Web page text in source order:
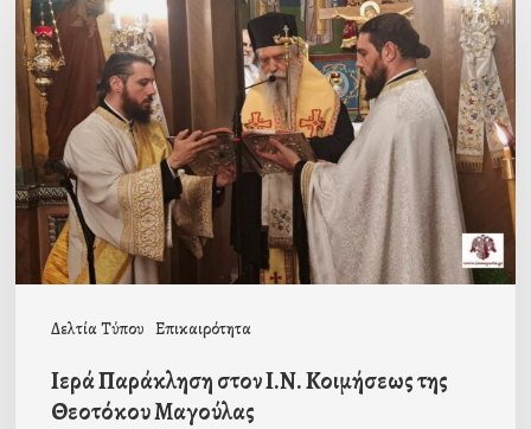
Δελτία Τύπου Επικαιρότητα
στον
Ι.Ν.
Κοιμήσεως
της
Θεοτόκου
Μαγούλας
Ιερά Παράκληση στον Ι.Ν. Κοιμήσεως της
Θεοτόκου Μαγούλας